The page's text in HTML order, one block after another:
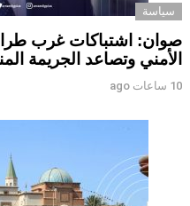
سياسة
صوان: اشتباكات غرب
الأمني وتصاعد الجريمة
10 ساعات ago